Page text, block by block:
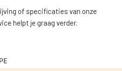
of specificaties van onze
helpt je graag verder.